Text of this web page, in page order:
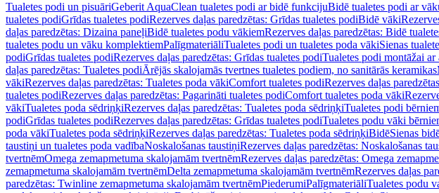
Tualetes podi un pisuāriGeberit AquaClean tualetes podi ar bidē funkcijuBidē tualetes podi ar
tualetes podiGrīdas tualetes podiRezerves daļas paredzētas: Grīdas tualetes podiBidē vāki
daļas paredzētas: Dizaina paneļiBidē tualetes podu vākiemRezerves daļas paredzētas: Bidē
tualetes podu un vāku komplektiemPalīgmateriāliTualetes podi un tualetes poda vākiSienas
podiGrīdas tualetes podiRezerves daļas paredzētas: Grīdas tualetes podiTualetes podi montāžai
daļas paredzētas: Tualetes podiĀrējās skalojamās tvertnes tualetes podiem, no sanitārās keramikas
vākiRezerves daļas paredzētas: Tualetes poda vākiComfort tualetes podiRezerves daļas
tualetes podiRezerves daļas paredzētas: Pagarināti tualetes podiComfort tualetes poda vāki
vākiTualetes poda sēdriņķiRezerves daļas paredzētas: Tualetes poda sēdriņķiTualetes podi
podiGrīdas tualetes podiRezerves daļas paredzētas: Grīdas tualetes podiTualetes podu vāki
poda vākiTualetes poda sēdriņķiRezerves daļas paredzētas: Tualetes poda sēdriņķiBidēSienas
taustiņi un tualetes poda vadībaNoskalošanas taustiņiRezerves daļas paredzētas: Noskalošanas
tvertnēmOmega zemapmetuma skalojamām tvertnēmRezerves daļas paredzētas: Omega
zemapmetuma skalojamām tvertnēmDelta zemapmetuma skalojamām tvertnēmRezerves daļas
paredzētas: Twinline zemapmetuma skalojamām tvertnēmPiederumiPalīgmateriāliTualetes podu